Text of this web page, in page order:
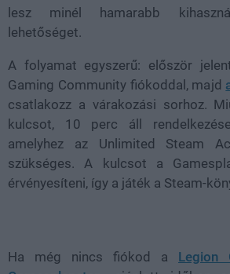
lesz minél hamarabb
lehetőséget.
A folyamat egyszerű: először
Gaming Community fiókoddal, majd
csatlakozz a várakozási sorhoz.
kulcsot, 10 perc áll
amelyhez az Unlimited Steam
szükséges. A kulcsot a
érvényesíteni, így a játék a Steam-
Ha még nincs fiókod a Legion